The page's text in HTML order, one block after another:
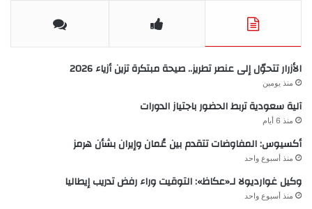
الأزرار تتحوّل إلى عنصر تطريز.. صيحة مبتكرة تزين أزياء 2026
منذ يومين
آلية سعودية تربط الحضور باجتياز الدورات
منذ 6 أيام
أكسيوس: المفاوضات تتقدم بين عُمان وإيران بشأن هرمز
منذ أسبوع واحد
وكيل غوارديولا لـ«عكاظ»: التوقيت وراء رفض تدريب إيطاليا
منذ أسبوع واحد